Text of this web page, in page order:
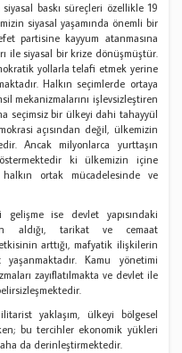
baskı süreçleri özellikle 19
siyasal yaşamında önemli bir
partisine kayyum atanmasına
ile siyasal bir krize dönüşmüştür.
yollarla telafi etmek yerine
Halkın seçimlerde ortaya
mekanizmalarını işlevsizleştiren
seçimsiz bir ülkeyi dahi tahayyül
açısından değil, ülkemizin
Ancak milyonlarca yurttaşın
ki ülkemizin içine
ortak mücadelesinde ve
ise devlet yapısındaki
aldığı, tarikat ve cemaat
arttığı, mafyatik ilişkilerin
Kamu yönetimi
zayıflatılmakta ve devlet ile
yaklaşım, ülkeyi bölgesel
bu tercihler ekonomik yükleri
da derinleştirmektedir.